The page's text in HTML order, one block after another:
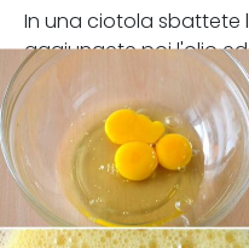
In una ciotola sbattete
aggiungete poi l'olio ed